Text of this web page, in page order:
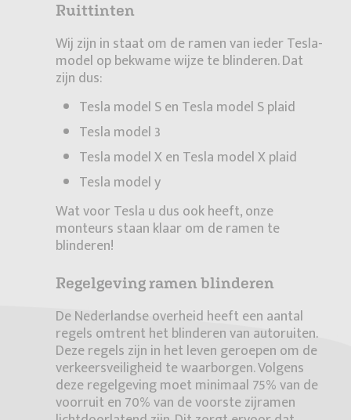
Ruittinten
Wij zijn in staat om de ramen van ieder Tesla-
model op bekwame wijze te blinderen. Dat
zijn dus:
Tesla model S en Tesla model S plaid
Tesla model 3
Tesla model X en Tesla model X plaid
Tesla model y
Wat voor Tesla u dus ook heeft, onze
monteurs staan klaar om de ramen te
blinderen!
Regelgeving ramen blinderen
De Nederlandse overheid heeft een aantal
regels omtrent het blinderen van autoruiten.
Deze regels zijn in het leven geroepen om de
verkeersveiligheid te waarborgen. Volgens
deze regelgeving moet minimaal 75% van de
voorruit en 70% van de voorste zijramen